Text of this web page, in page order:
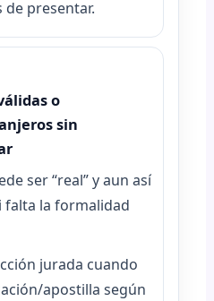
presentar.
o
sin
ser “real” y aun así
falta la formalidad
jurada cuando
apostilla según